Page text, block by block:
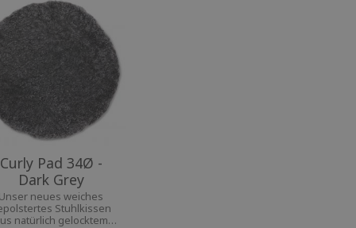
Curly Pad 34Ø -
Dark Grey
Unser neues weiches
Stuhlkissen
natürlich gelocktem